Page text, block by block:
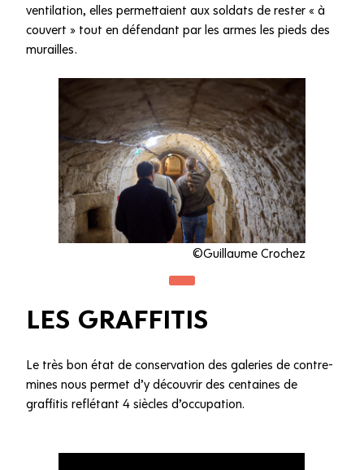
ventilation, elles permettaient aux soldats de rester « à
couvert » tout en défendant par les armes les pieds des
murailles.
©Guillaume Crochez
LES GRAFFITIS
Le très bon état de conservation des galeries de contre-
mines nous permet d’y découvrir des centaines de
graffitis reflétant 4 siècles d’occupation.